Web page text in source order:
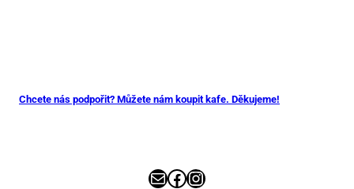
Chcete nás podpořit? Můžete nám koupit kafe. Děkujeme!
E-mailFacebook
Instagram